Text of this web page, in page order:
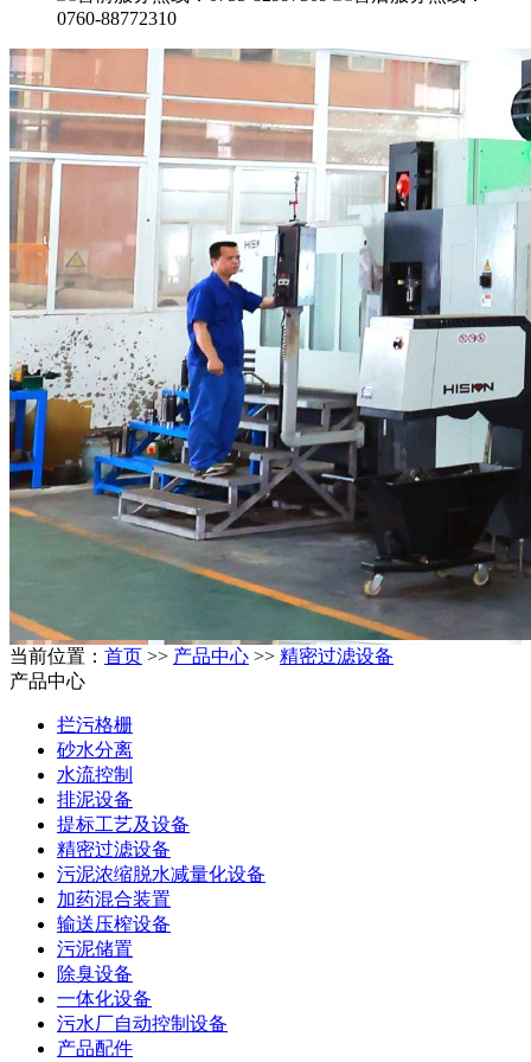
0760-88772310
当前位置： 首页 >> 产品中心 >> 精密过滤设备
产品中心
拦污格栅
砂水分离
水流控制
排泥设备
提标工艺及设备
精密过滤设备
污泥浓缩脱水减量化设备
加药混合装置
输送压榨设备
污泥储置
除臭设备
一体化设备
污水厂自动控制设备
产品配件